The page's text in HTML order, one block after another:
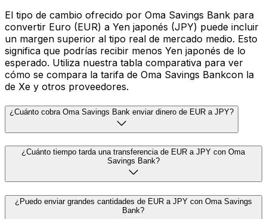
El tipo de cambio ofrecido por Oma Savings Bank para
convertir Euro (EUR) a Yen japonés (JPY) puede incluir
un margen superior al tipo real de mercado medio. Esto
significa que podrías recibir menos Yen japonés de lo
esperado. Utiliza nuestra tabla comparativa para ver
cómo se compara la tarifa de Oma Savings Bankcon la
de Xe y otros proveedores.
¿Cuánto cobra Oma Savings Bank enviar dinero de EUR a JPY?
¿Cuánto tiempo tarda una transferencia de EUR a JPY con Oma
Savings Bank?
¿Puedo enviar grandes cantidades de EUR a JPY con Oma Savings
Bank?